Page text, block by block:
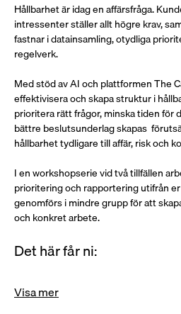
Hållbarhet är idag en affärsfråga.
intressenter ställer allt högre krav,
fastnar i datainsamling, otydliga
regelverk.
Med stöd av AI och plattformen The
effektivisera och skapa struktur i
prioritera rätt frågor, minska tiden för
bättre beslutsunderlag skapas
hållbarhet tydligare till affär, risk och
I en workshopserie vid två tillfällen
prioritering och rapportering utifrån
genomförs i mindre grupp för att
och konkret arbete.
Det här får ni:
Visa mer